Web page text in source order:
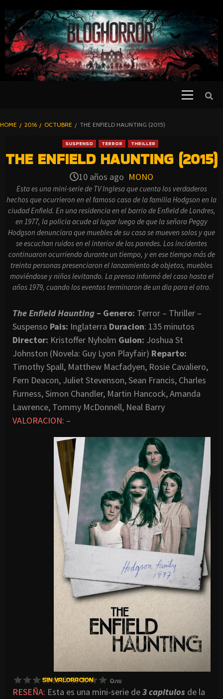
TO
CONTENT
BLOGHORROR
HOME 2016 OCTUBRE THE ENFIELD HAUNTING (2015)
SUSPENSO TERROR THRILLER
THE ENFIELD HAUNTING (2015)
10 años ago MONO
Esta es una mini-serie de TV Inglesa que cuenta los verdaderos
hechos que ocurrieron en el famoso caso de la familia Hodgson en la
ciudad Enfield. En una residencia en el barrio de Enfield de Londres,
en 1977, la policia acude al lugar luego de que la señora Peggy
Hodgson denunciara que muebles de su casa se mueven solos y que
se escuchan ruidos en el interior de las paredes. Los incidentes
continuaron ocurriendo durante un tiempo, y en ese tiempo más de
treinta personas presenciaron el lanzamiento de objetos, muebles
moviéndose y niños levitando. La prensa informó del caso hasta el
años 1979, cuando los eventos terminaron de un dia para el otro.
The Enfield Haunting – Genero: Terror – Thriller –
Suspenso Pais: Inglaterra Duracion: 135 minutos
Director: Kristoffer Nyholm Guion: Joshua St
Johnston (Novela: Guy Lyon Playfair) Reparto:
Timothy Spall, Matthew Macfadyen, Rosie Cavaliero,
Fern Deacon, Juliet Stevenson, Sean Francis, Charles
Furness, Simon Chandler, Martin Hancock, Amanda
Lawrence, Tommy McDonnell, Neal Barry
VALORACION: –
RESEÑA: Esta es una mini-serie de3 capitulos de la